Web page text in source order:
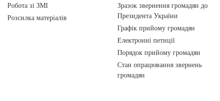
Робота зі ЗМІ
Розсилка матеріалів
Зразок звернення громадян до
Президента України
Графік прийому громадян
Електронні петиції
Порядок прийому громадян
Стан опрацювання звернень
громадян